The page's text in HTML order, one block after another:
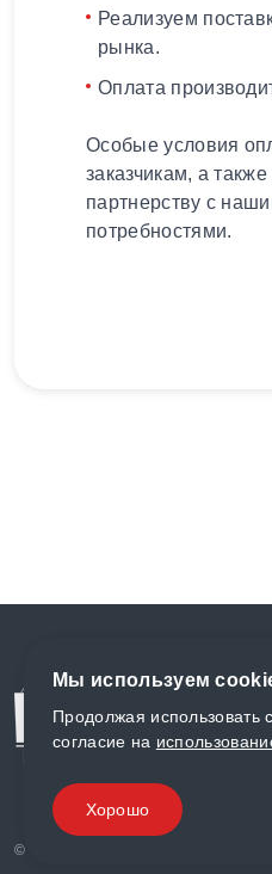
Реализуем
рынка.
Оплата
Особые условия
заказчикам, а
партнерству с
потребностями.
© «World Metall» 2025, Разработка
Мы используем
Продолжая использовать
согласие на
Хорошо